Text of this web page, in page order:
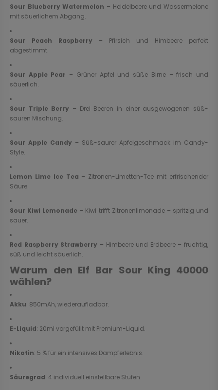
Sour Blueberry Watermelon – Heidelbeere und Wassermelone
mit säuerlichem Abgang.
Sour Peach Raspberry – Pfirsich und Himbeere perfekt
abgestimmt.
Sour Apple Pear – Grüner Apfel und süße Birne – frisch und
säuerlich.
Sour Triple Berry – Drei Beeren in einer ausgewogenen süß-
sauren Mischung.
Sour Apple Candy – Süß-saurer Apfelgeschmack im Candy-
Style.
Lemon Lime Ice Tea – Zitronen-Limetten-Tee mit erfrischender
Säure.
Sour Kiwi Lemonade – Kiwi trifft Zitronenlimonade – spritzig und
sauer.
Red Raspberry Strawberry – Himbeere und Erdbeere – fruchtig,
süß und leicht säuerlich.
Warum den Elf Bar Sour King 40000
wählen?
Akku: 850mAh, wiederaufladbar.
E-Liquid: 20ml vorgefüllt mit Premium-Liquid.
Nikotin: 5 % für ein intensives Dampferlebnis.
Säuregrad: 4 individuell einstellbare Stufen.